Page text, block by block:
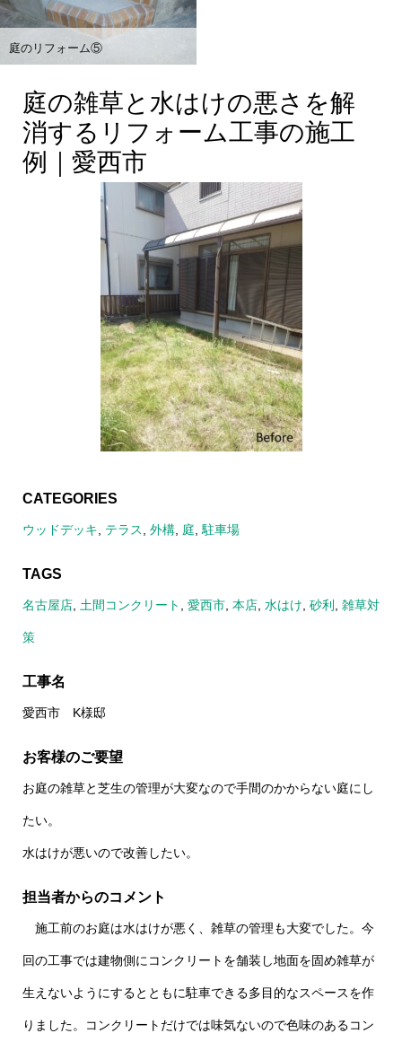
庭のリフォーム⑤
庭の雑草と水はけの悪さを解
消するリフォーム工事の施工
例｜愛西市
CATEGORIES
ウッドデッキ テラス 外構, 庭 駐車場
TAGS
名古屋店, 土間コンクリート 愛西市, 本店, 水はけ 砂利 雑草対
策
工事名
愛西市 K様邸
お客様のご要望
お庭の雑草と芝生の管理が大変なので手間のかからない庭にし
たい。
水はけが悪いので改善したい。
担当者からのコメント
施工前のお庭は水はけが悪く、雑草の管理も大変でした。今
回の工事では建物側にコンクリートを舗装し地面を固め雑草が
生えないようにするとともに駐車できる多目的なスペースを作
りました。コンクリートだけでは味気ないので色味のあるコン